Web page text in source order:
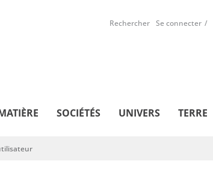
Rechercher Se connecter
SOCIÉTÉS UNIVERS TERRE